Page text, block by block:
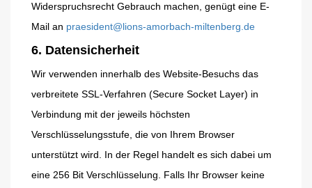
Widerspruchsrecht Gebrauch machen, genügt eine E-
Mail an praesident@lions-amorbach-miltenberg.de
6. Datensicherheit
Wir verwenden innerhalb des Website-Besuchs das
verbreitete SSL-Verfahren (Secure Socket Layer) in
Verbindung mit der jeweils höchsten
Verschlüsselungsstufe, die von Ihrem Browser
unterstützt wird. In der Regel handelt es sich dabei um
eine 256 Bit Verschlüsselung. Falls Ihr Browser keine